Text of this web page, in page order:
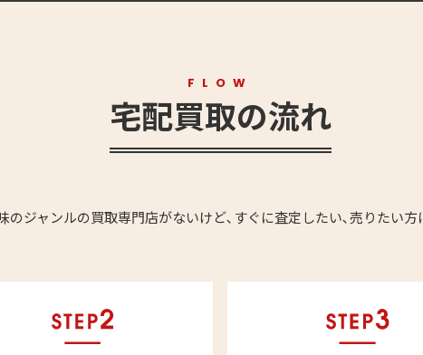
FLOW
宅配買取の流れ
のジャンルの買取専門店がないけど､すぐに査定したい､売りたい